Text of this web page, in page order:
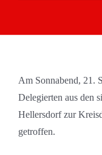
Am Sonnabend, 21.
Delegierten aus den
Hellersdorf zur
getroffen.